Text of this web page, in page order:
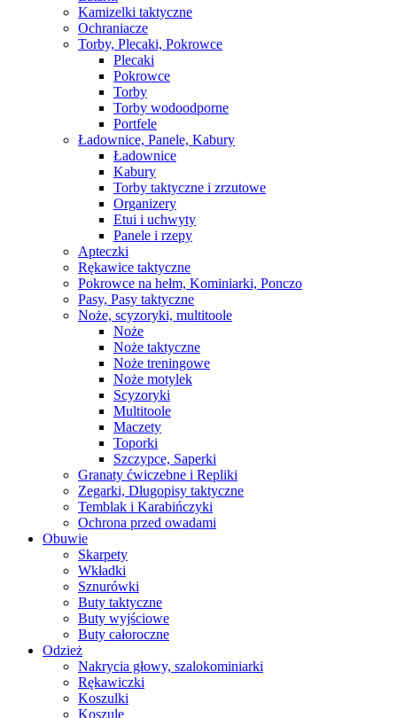
Kamizelki taktyczne
Ochraniacze
Torby, Plecaki, Pokrowce
Plecaki
Pokrowce
Torby
Torby wodoodporne
Portfele
Ładownice, Panele, Kabury
Ładownice
Kabury
Torby taktyczne i zrzutowe
Organizery
Etui i uchwyty
Panele i rzepy
Apteczki
Rękawice taktyczne
Pokrowce na hełm, Kominiarki, Ponczo
Pasy, Pasy taktyczne
Noże, scyzoryki, multitoole
Noże
Noże taktyczne
Noże treningowe
Noże motylek
Scyzoryki
Multitoole
Maczety
Toporki
Szczypce, Saperki
Granaty ćwiczebne i Repliki
Zegarki, Długopisy taktyczne
Temblak i Karabińczyki
Ochrona przed owadami
Obuwie
Skarpety
Wkładki
Sznurówki
Buty taktyczne
Buty wyjściowe
Buty całoroczne
Odzież
Nakrycia głowy, szalokominiarki
Rękawiczki
Koszulki
Koszule